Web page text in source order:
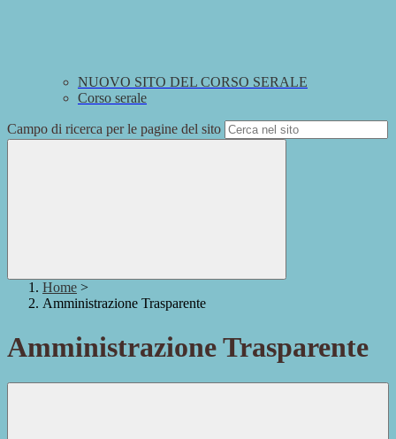
NUOVO SITO DEL CORSO SERALE
Corso serale
Campo di ricerca per le pagine del sito
Home >
Amministrazione Trasparente
Amministrazione Trasparente